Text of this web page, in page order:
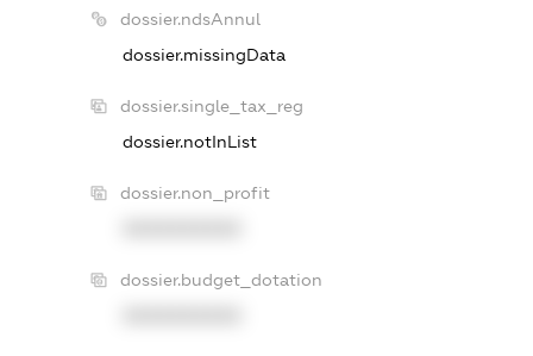
dossier.ndsAnnul
dossier.missingData
dossier.single_tax_reg
dossier.notInList
dossier.non_profit
dossier.budget_dotation